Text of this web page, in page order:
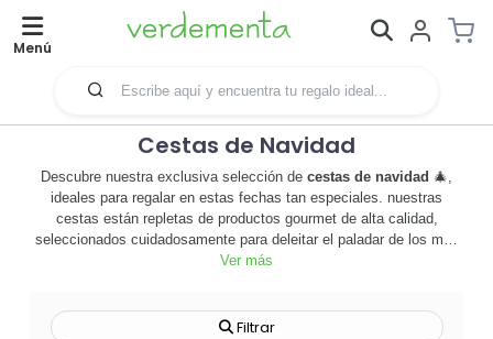
Menú
Cestas de Navidad
Descubre nuestra exclusiva selección de cestas de navidad 🎄,
ideales para regalar en estas fechas tan especiales. nuestras
cestas están repletas de productos gourmet de alta calidad,
seleccionados cuidadosamente para deleitar el paladar de los más
exigentes. desde vinos selectos 🍷, hasta embutidos de primera,
la posibilidad de personalizar las cestas con el logo de tu empresa,
Ver más
Filtrar